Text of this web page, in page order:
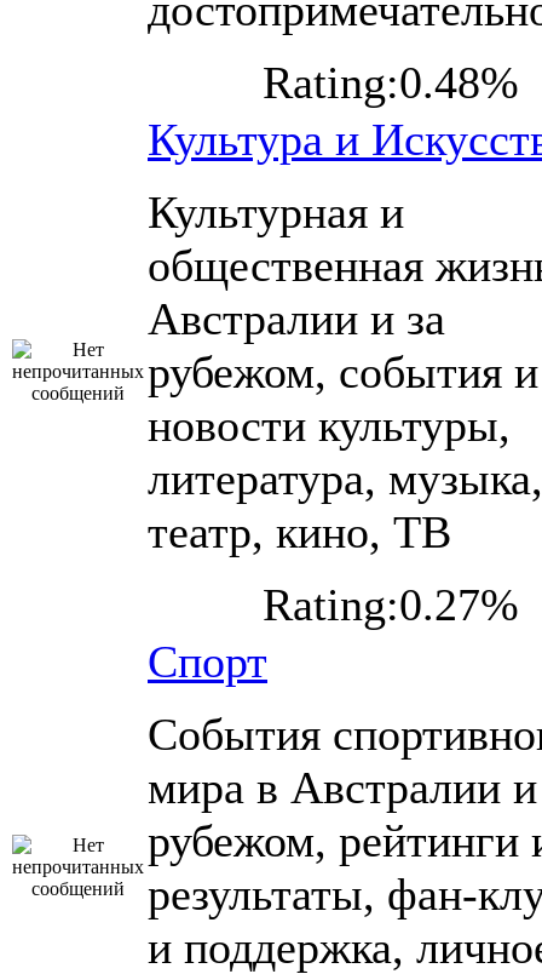
Rating:0.48%
Культура и
Культурная и
общественная
Австралии и за
рубежом, события и
новости культуры,
литература, музыка,
театр, кино, ТВ
Rating:0.27%
Спорт
События
мира в Австралии и
рубежом, рейтинги
результаты, фан-
и поддержка,